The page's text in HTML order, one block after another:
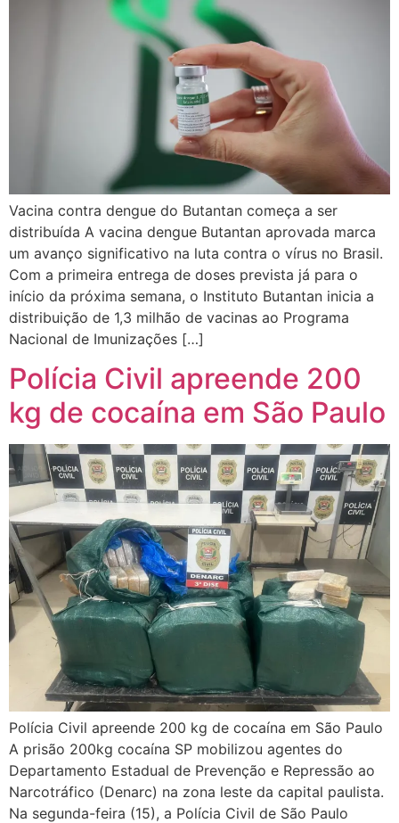
Vacina contra dengue do Butantan começa a ser
distribuída A vacina dengue Butantan aprovada marca
um avanço significativo na luta contra o vírus no Brasil.
Com a primeira entrega de doses prevista já para o
início da próxima semana, o Instituto Butantan inicia a
distribuição de 1,3 milhão de vacinas ao Programa
Nacional de Imunizações […]
Polícia Civil apreende 200
kg de cocaína em São Paulo
Polícia Civil apreende 200 kg de cocaína em São Paulo
A prisão 200kg cocaína SP mobilizou agentes do
Departamento Estadual de Prevenção e Repressão ao
Narcotráfico (Denarc) na zona leste da capital paulista.
Na segunda-feira (15), a Polícia Civil de São Paulo